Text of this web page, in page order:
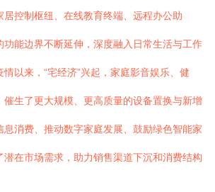
控制枢纽、在线教育终端、远程办公助
能边界不断延伸，深度融入日常生活与工作
以来，“宅经济”兴起，家庭影音娱乐、健
催生了更大规模、更高质量的设备置换与新增
息消费、推动数字家庭发展、鼓励绿色智能家
潜在市场需求，助力销售渠道下沉和消费结构